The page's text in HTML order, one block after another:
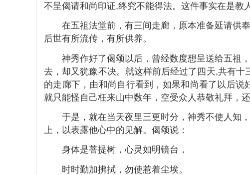
不呈偈请和尚印证,终究不能得法。这件事实在是教
在五祖法堂前，有三间走廊，原本准备延请供奉
后世有所流传，有所供养。
神秀作好了偈颂以后，曾经数度想呈送给五祖，
去，却又犹豫不决。就这样前后经过了四天,共有
的走廊下，由和尚自行看到，如果和尚看了以后
就只能怪自己枉来山中数年，空受众人恭敬礼拜，
于是，就在当天夜里三更时分，神秀不使人知
上，以表露他心中的见解。偈颂说：
身体是菩提树，心灵如明镜台，
时时勤加拂拭，勿使惹着尘埃。